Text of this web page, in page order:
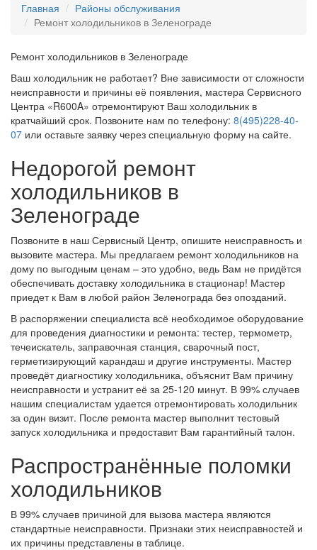
Главная
Районы обслуживания
Ремонт холодильников в Зеленограде
Ремонт холодильников в Зеленограде
Ваш холодильник не работает? Вне зависимости от сложности
неисправности и причины её появления, мастера Сервисного
Центра «R600A» отремонтируют Ваш холодильник в
кратчайший срок. Позвоните нам по телефону: 8(495)228-40-
07 или оставьте заявку через специальную форму на сайте.
Недорогой ремонт
холодильников в
Зеленограде
Позвоните в наш Сервисный Центр, опишите неисправность и
вызовите мастера. Мы предлагаем ремонт холодильников на
дому по выгодным ценам – это удобно, ведь Вам не придётся
обеспечивать доставку холодильника в стационар! Мастер
приедет к Вам в любой район Зеленограда без опозданий.
В распоряжении специалиста всё необходимое оборудование
для проведения диагностики и ремонта: тестер, термометр,
течеискатель, заправочная станция, сварочный пост,
герметизирующий карандаш и другие инструменты. Мастер
проведёт диагностику холодильника, объяснит Вам причину
неисправности и устранит её за 25-120 минут. В 99% случаев
нашим специалистам удается отремонтировать холодильник
за один визит. После ремонта мастер выполнит тестовый
запуск холодильника и предоставит Вам гарантийный талон.
Распространённые поломки
холодильников
В 99% случаев причиной для вызова мастера являются
стандартные неисправности. Признаки этих неисправностей и
их причины представлены в таблице.